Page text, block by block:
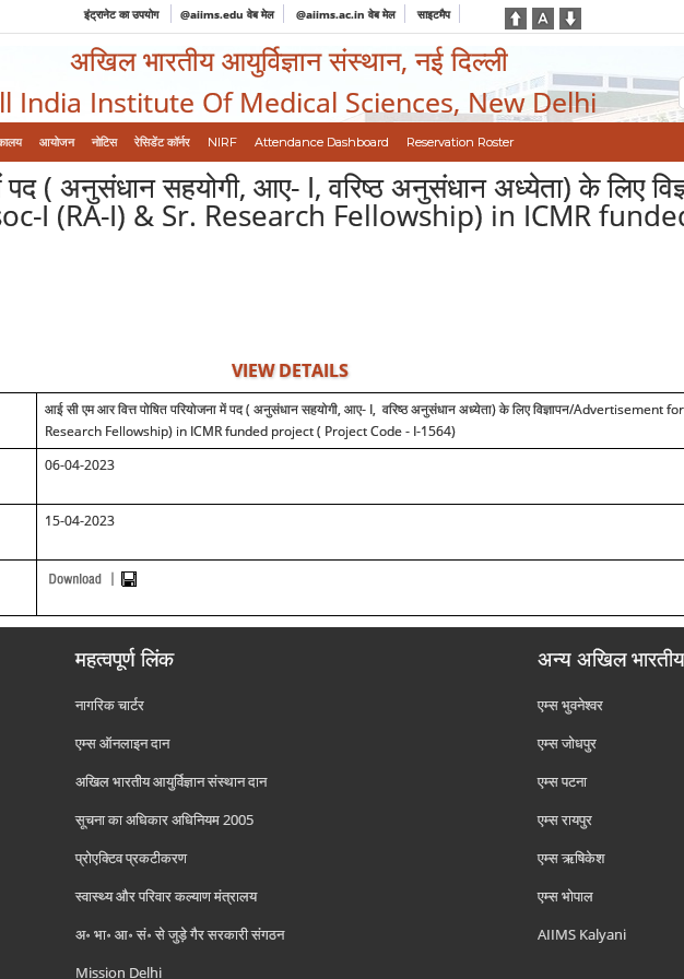
इंट्रानेट का उपयोग @aiims.edu वेब मेल @aiims.ac.in वेब मेल साइटमैप
अखिल भारतीय आयुर्विज्ञान संस्थान, नई दिल्ली
India Institute Of Medical Sciences, New Delhi
आयोजन नोटिस रेसिडेंट कॉर्नर NIRF Attendance Dashboard Reservation Roster
पद ( अनुसंधान सहयोगी, आए- I, वरिष्ठ अनुसंधान अध्येता) के लिए
I (RA-I) & Sr. Research Fellowship) in ICMR
VIEW DETAILS
आई सी एम आर वित्त पोषित परियोजना में पद ( अनुसंधान सहयोगी, आए- I, वरिष्ठ अनुसंधान अध्येता) के लिए विज्ञापन/Advertisement for
Research Fellowship) in ICMR funded project ( Project Code - I-1564)
06-04-2023
15-04-2023
महत्वपूर्ण लिंक
नागरिक चार्टर
एम्स ऑनलाइन दान
अखिल भारतीय आयुर्विज्ञान संस्थान दान
सूचना का अधिकार अधिनियम 2005
प्रोएक्टिव प्रकटीकरण
स्वास्थ्य और परिवार कल्याण मंत्रालय
अ॰ भा॰ आ॰ सं॰ से जुड़े गैर सरकारी संगठन
Mission Delhi
अन्य अखिल
एम्‍स भुवनेश्वर
एम्‍स जोधपुर
एम्‍स पटना
एम्‍स रायपुर
एम्‍स ऋषिकेश
एम्‍स भोपाल
AIIMS Kalyani